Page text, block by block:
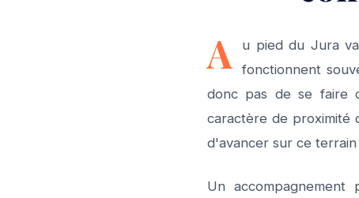
A
u pied du Jura
fonctionnent
donc pas de se faire
caractère de proximité
d'avancer sur ce
Un